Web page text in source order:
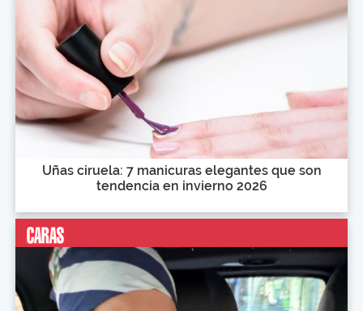
Uñas ciruela: 7 manicuras elegantes que son
tendencia en invierno 2026